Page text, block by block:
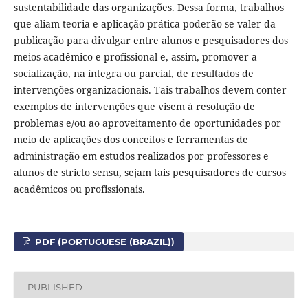
sustentabilidade das organizações. Dessa forma, trabalhos
que aliam teoria e aplicação prática poderão se valer da
publicação para divulgar entre alunos e pesquisadores dos
meios acadêmico e profissional e, assim, promover a
socialização, na íntegra ou parcial, de resultados de
intervenções organizacionais. Tais trabalhos devem conter
exemplos de intervenções que visem à resolução de
problemas e/ou ao aproveitamento de oportunidades por
meio de aplicações dos conceitos e ferramentas de
administração em estudos realizados por professores e
alunos de stricto sensu, sejam tais pesquisadores de cursos
acadêmicos ou profissionais.
PDF (PORTUGUESE (BRAZIL))
PUBLISHED